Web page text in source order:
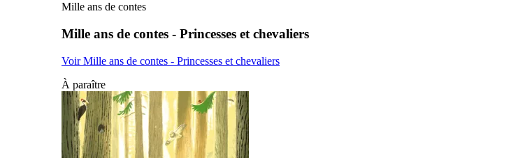
Mille ans de contes
Mille ans de contes - Princesses et chevaliers
Voir Mille ans de contes - Princesses et chevaliers
À paraître